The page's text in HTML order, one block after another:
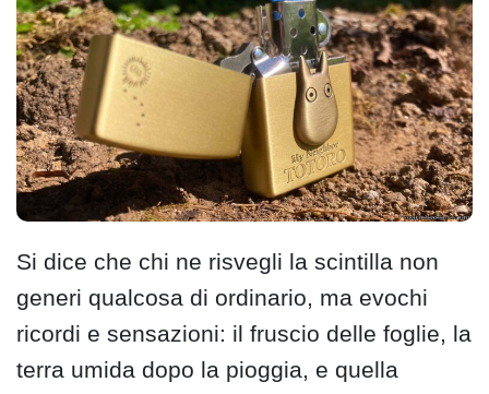
Si dice che chi ne risvegli la scintilla non
generi qualcosa di ordinario, ma evochi
ricordi e sensazioni: il fruscio delle foglie, la
terra umida dopo la pioggia, e quella